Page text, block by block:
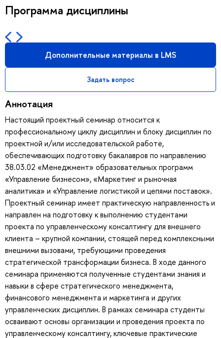
Программа дисциплины
Дополнительные материалы в LMS
Задать вопрос
Аннотация
Настоящий проектный семинар относится к
профессиональному циклу дисциплин и блоку дисциплин по
проектной и/или исследовательской работе,
обеспечивающих подготовку бакалавров по направлению
38.03.02 «Менеджмент» образовательных программ
«Управление бизнесом», «Маркетинг и рыночная
аналитика» и «Управление логистикой и цепями поставок».
Проектный семинар имеет практическую направленность и
направлен на подготовку к выполнению студентами
проекта по управленческому консалтингу для внешнего
клиента – крупной компании, стоящей перед комплексными
внешними вызовами, требующими проведения
стратегической трансформации бизнеса. В ходе данного
семинара применяются полученные студентами знания и
навыки в сфере стратегического менеджмента,
финансового менеджмента и маркетинга и других
управленческих дисциплин. В рамках семинара студенты
осваивают основы организации и проведения проекта по
управленческому консалтингу, ключевые практические